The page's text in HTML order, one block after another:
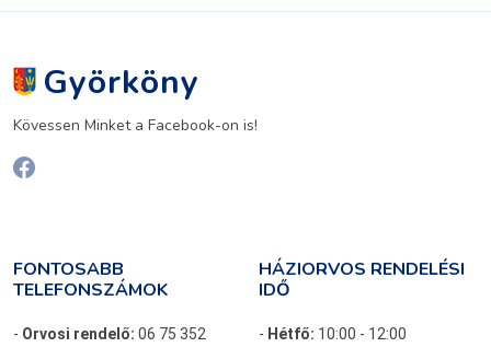
Györköny
Kövessen Minket a Facebook-on is!
FONTOSABB
TELEFONSZÁMOK
- Orvosi rendelő: 06 75 352
HÁZIORVOS RENDELÉSI
IDŐ
- Hétfő: 10:00 - 12:00